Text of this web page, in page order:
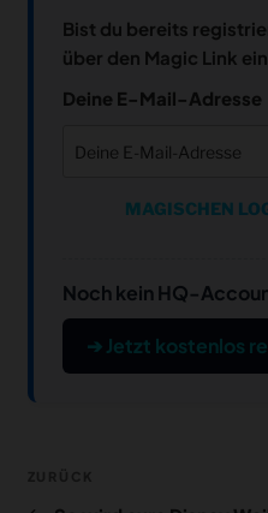
Bist du bereits
über den Magic Link
Deine E-Mail-Adresse
MAGISCHEN
Noch kein HQ-
➔ Jetzt kostenlos
Beitrag